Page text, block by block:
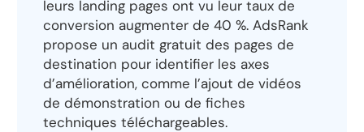
leurs landing pages ont vu leur taux de
conversion augmenter de 40 %. AdsRank
propose un audit gratuit des pages de
destination pour identifier les axes
d’amélioration, comme l’ajout de vidéos
de démonstration ou de fiches
techniques téléchargeables.